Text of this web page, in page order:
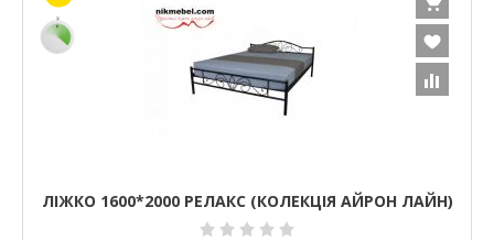
ЛІЖКО 1600*2000 РЕЛАКС (КОЛЕКЦІЯ АЙРОН ЛАЙН)